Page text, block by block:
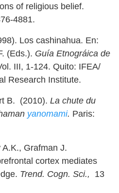
of religious belief.
4881.
Los cashinahua. En:
(Eds.). Guía Etnográica de
III, 1-124. Quito: IFEA/
Research Institute.
B. (2010). La chute du
yanomami. Paris:
Grafman J.
cortex mediates
Trend. Cogn. Sci.,
13